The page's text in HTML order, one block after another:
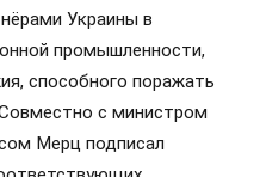
Украины в
промышленности,
способного поражать
с министром
Мерц подписал